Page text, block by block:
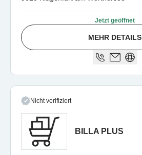
Jetzt geöffnet
MEHR DETAILS
Nicht verifiziert
BILLA PLUS